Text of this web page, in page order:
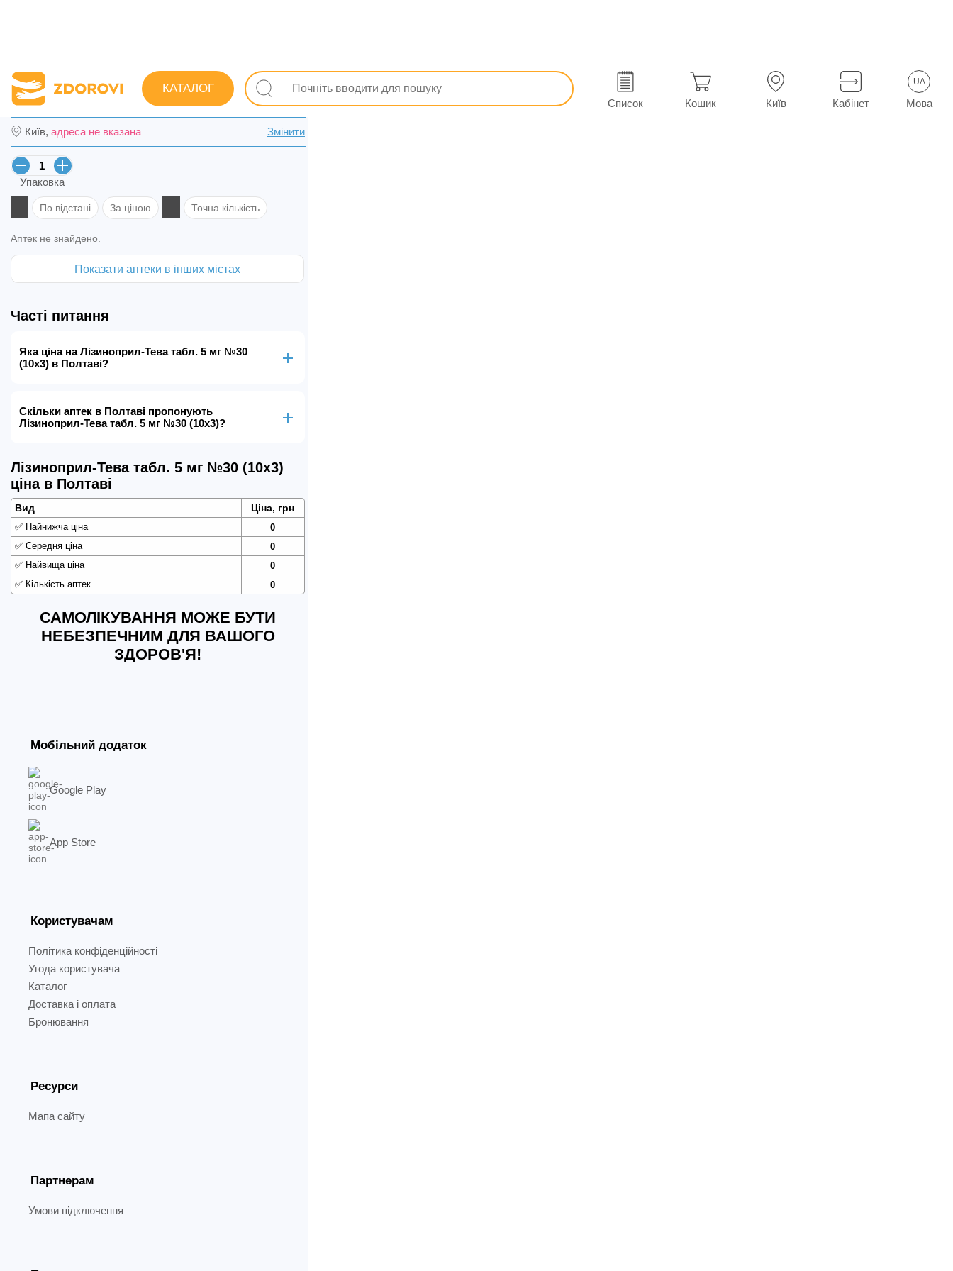
КАТАЛОГ
Список Кошик Київ Кабінет
UA
Мова
Пошук ліків Серцево-судинні Від високого артеріального тиску Лізиноприл-Тева табл. 5 мг №30 (10х3)
Лізиноприл-Тева табл. 5 мг №30 (10х3) в Полтаві
Київ, адреса не вказана Змінити
Упаковка
По відстані За ціною Точна кількість
Аптек не знайдено.
Показати аптеки в інших містах
Часті питання
Яка ціна на Лізиноприл-Тева табл. 5 мг №30
(10х3) в Полтаві?
Скільки аптек в Полтаві пропонують
Лізиноприл-Тева табл. 5 мг №30 (10х3)?
Лізиноприл-Тева табл. 5 мг №30 (10х3)
ціна в Полтаві
Вид Ціна, грн
✅ Найнижча ціна
0
✅ Середня ціна
0
✅ Найвища ціна
0
✅ Кількість аптек 0
САМОЛІКУВАННЯ МОЖЕ БУТИ
НЕБЕЗПЕЧНИМ ДЛЯ ВАШОГО
ЗДОРОВ'Я!
Мобільний додаток
Google Play
App Store
Користувачам
Політика конфіденційності
Угода користувача
Каталог
Доставка і оплата
Бронювання
Ресурси
Мапа сайту
Партнерам
Умови підключення